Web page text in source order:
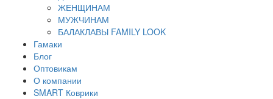
ЖЕНЩИНАМ
МУЖЧИНАМ
БАЛАКЛАВЫ FAMILY LOOK
Гамаки
Блог
Оптовикам
О компании
SMART Коврики